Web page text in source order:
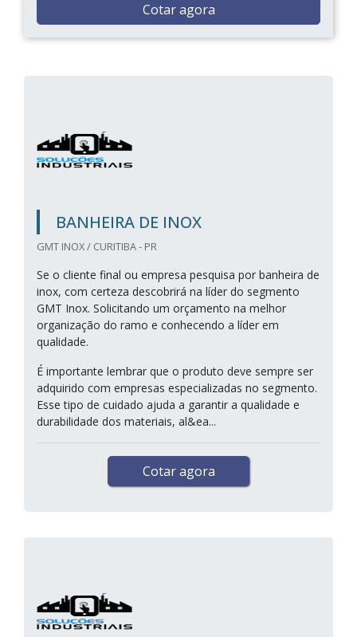
Cotar agora
BANHEIRA DE INOX
GMT INOX / CURITIBA - PR
Se o cliente final ou empresa pesquisa por banheira de
inox, com certeza descobrirá na líder do segmento
GMT Inox. Solicitando um orçamento na melhor
organização do ramo e conhecendo a líder em
qualidade.
É importante lembrar que o produto deve sempre ser
adquirido com empresas especializadas no segmento.
Esse tipo de cuidado ajuda a garantir a qualidade e
durabilidade dos materiais, al&ea...
Cotar agora